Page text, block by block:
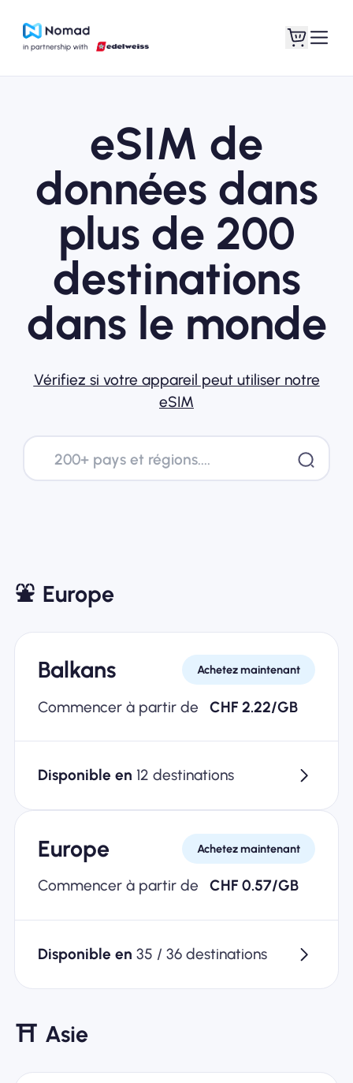
eSIM de
données dans
plus de 200
destinations
dans le monde
Vérifiez si votre appareil peut utiliser notre
eSIM
⛲️ Europe
Balkans Achetez maintenant
Commencer à partir de CHF 2.22/GB
Disponible en 12 destinations
Europe Achetez maintenant
Commencer à partir de CHF 0.57/GB
Disponible en 35 / 36 destinations
⛩ Asie